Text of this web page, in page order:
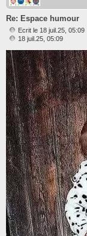
Re: Espace humour
Ecrit le 18 juil.25, 05:09
M
s
s
a
g
e
18 juil.25, 05:09